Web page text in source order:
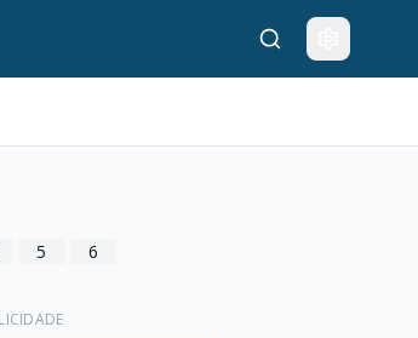
5 6